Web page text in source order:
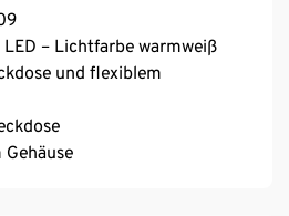
– Lichtfarbe warmweiß
und flexiblem